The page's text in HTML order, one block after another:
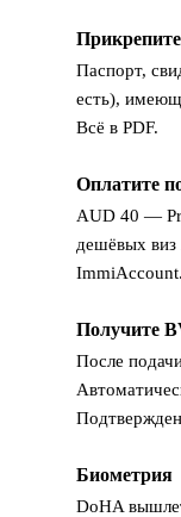
Паспорт,
есть),
Всё в PDF.
Оплатите
AUD 40 —
дешёвых виз
ImmiAccount.
Получите
После
Биометрия
DoHA